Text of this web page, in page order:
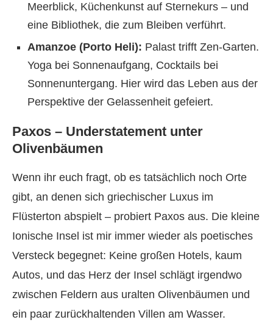
Meerblick, Küchenkunst auf Sternekurs – und
eine Bibliothek, die zum Bleiben verführt.
Amanzoe (Porto Heli): Palast trifft Zen-Garten.
Yoga bei Sonnenaufgang, Cocktails bei
Sonnenuntergang. Hier wird das Leben aus der
Perspektive der Gelassenheit gefeiert.
Paxos – Understatement unter
Olivenbäumen
Wenn ihr euch fragt, ob es tatsächlich noch Orte
gibt, an denen sich griechischer Luxus im
Flüsterton abspielt – probiert Paxos aus. Die kleine
Ionische Insel ist mir immer wieder als poetisches
Versteck begegnet: Keine großen Hotels, kaum
Autos, und das Herz der Insel schlägt irgendwo
zwischen Feldern aus uralten Olivenbäumen und
ein paar zurückhaltenden Villen am Wasser.